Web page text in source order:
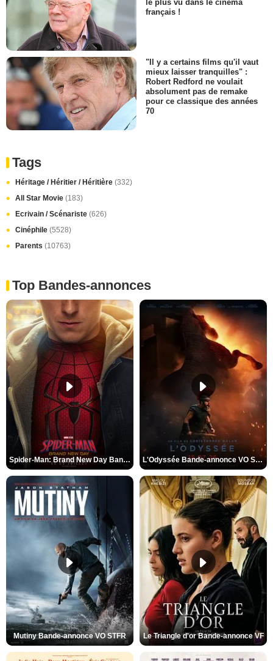
le plus vu dans le cinéma
français !
"Il y a certains films qu'il vaut
mieux laisser tranquilles" :
Robert Redford ne voulait
absolument pas de remake
pour ce classique des années
70
Tags
Héritage / Héritier / Héritière (332)
All Star Movie (183)
Ecrivain / Scénariste (626)
Cinéphile (5528)
Parents (10763)
Top Bandes-annonces
Spider-Man: Brand New Day Bande-annonce VO STFR L'Odyssée Bande-annonce VO STFR
Mutiny Bande-annonce VO STFR Le Triangle d'or Bande-annonce VF